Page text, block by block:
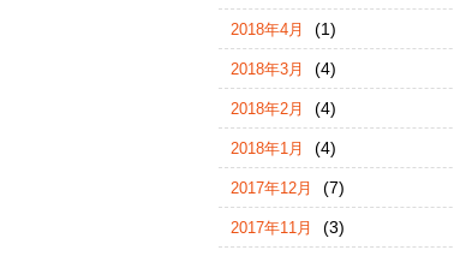
2018年4月 (1)
2018年3月 (4)
2018年2月 (4)
2018年1月 (4)
2017年12月 (7)
2017年11月 (3)